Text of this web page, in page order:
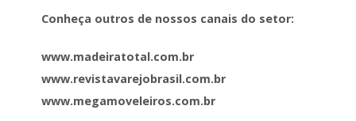
Conheça outros de nossos canais do setor:
​www.madeiratotal.com.br
www.revistavarejobrasil.com.br
www.megamoveleiros.com.br